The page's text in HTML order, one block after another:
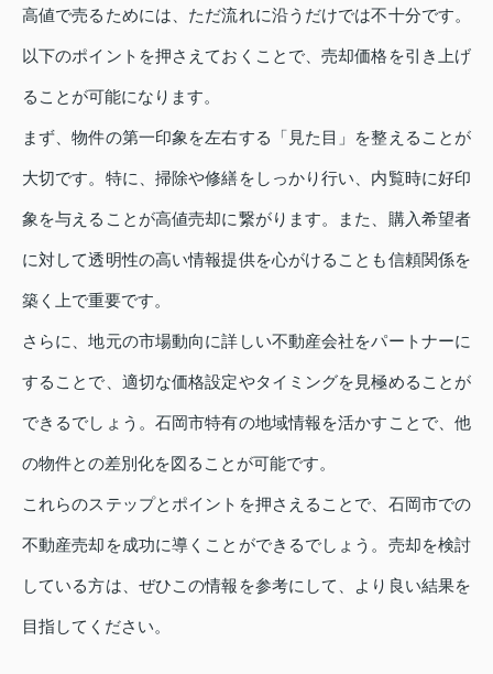
高値で売るためには、ただ流れに沿うだけでは不十分です。
以下のポイントを押さえておくことで、売却価格を引き上げ
ることが可能になります。
まず、物件の第一印象を左右する「見た目」を整えることが
大切です。特に、掃除や修繕をしっかり行い、内覧時に好印
象を与えることが高値売却に繋がります。また、購入希望者
に対して透明性の高い情報提供を心がけることも信頼関係を
築く上で重要です。
さらに、地元の市場動向に詳しい不動産会社をパートナーに
することで、適切な価格設定やタイミングを見極めることが
できるでしょう。石岡市特有の地域情報を活かすことで、他
の物件との差別化を図ることが可能です。
これらのステップとポイントを押さえることで、石岡市での
不動産売却を成功に導くことができるでしょう。売却を検討
している方は、ぜひこの情報を参考にして、より良い結果を
目指してください。